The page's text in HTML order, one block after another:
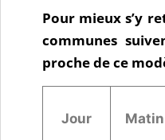
Pour mieux s’y
communes
proche de ce
Jour Matin